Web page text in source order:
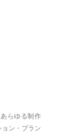
らゆる制作
ン・ブラン